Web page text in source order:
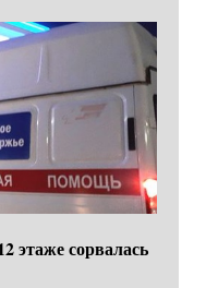
этаже сорвалась